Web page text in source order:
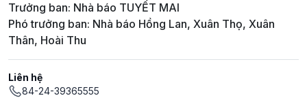
Trưởng ban: Nhà báo TUYẾT MAI
Phó trưởng ban: Nhà báo Hồng Lan, Xuân Thọ, Xuân
Thân, Hoài Thu
Liên hệ
84-24-39365555